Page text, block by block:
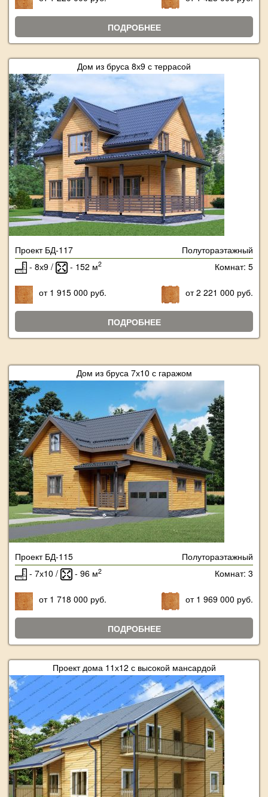
ПОДРОБНЕЕ
Дом из бруса 8х9 с террасой
Проект БД-117
Полутораэтажный
- 8х9 /
- 152 м2 Комнат: 5
от 1 915 000 руб. от 2 221 000 руб.
ПОДРОБНЕЕ
Дом из бруса 7х10 с гаражом
Проект БД-115
Полутораэтажный
- 7х10 /
- 96 м2 Комнат: 3
от 1 718 000 руб. от 1 969 000 руб.
ПОДРОБНЕЕ
Проект дома 11х12 с высокой мансардой